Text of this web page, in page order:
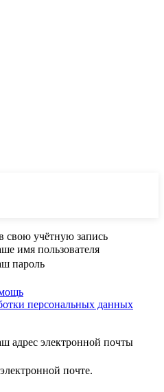
свою учётную запись
имя пользователя
пароль
персональных данных
адрес электронной почты
почте.